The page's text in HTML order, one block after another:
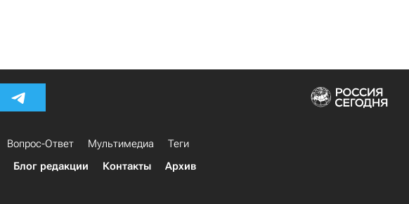
Вопрос-Ответ Мультимедиа
Теги
Блог редакции Контакты Архив